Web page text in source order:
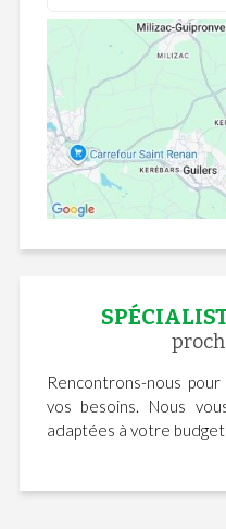
Rencontrons-nous
vos besoins. Nous
adaptées à votre